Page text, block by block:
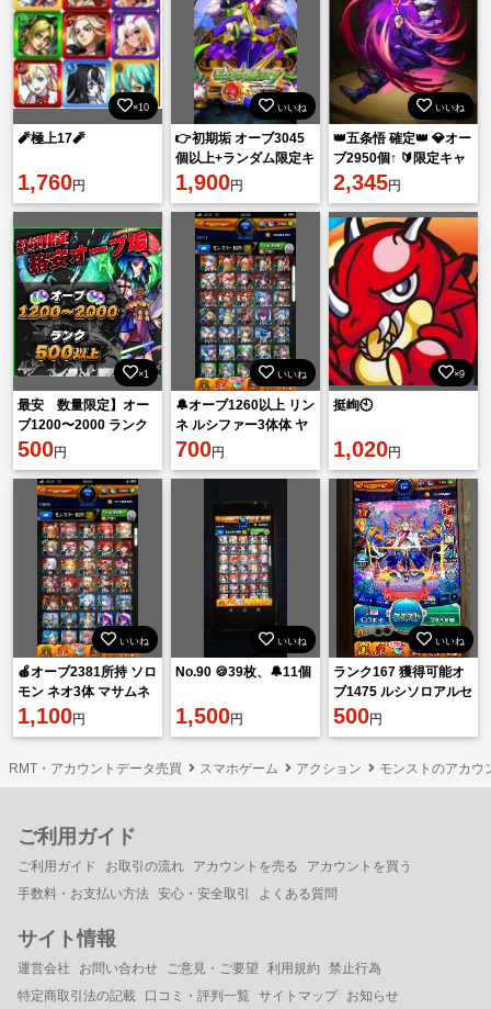
×10
🧨極上17🧨
1,760円
いいね
👉初期垢 オーブ3045
個以上+ランダム限定キ
ャラ20~29体
1,900円
いいね
👑五条悟 確定👑 💎オー
ブ2950個↑ 🔰限定キャ
ラ20体🔰 初期垢🎯
2,345円
×1
最安 数量限定】オー
ブ1200〜2000 ランク
500以上 高ランク オー
500円
いいね
🔔オーブ1260以上 リン
ネ ルシファー3体体 ヤ
クモ所持🔔
700円
×9
挺峋🕙
1,020円
いいね
🍎オーブ2381所持 ソロ
モン ネオ3体 マサムネ
🍎
1,100円
いいね
No.90 🍪39枚、🔔11個
1,500円
いいね
ランク167 獲得可能オ
ブ1475 ルシソロアルセ
など
500円
RMT・アカウントデータ売買 スマホゲーム アクション モンストのアカウ
ご利用ガイド
ご利用ガイド お取引の流れ アカウントを売る
アカウントを買う
手数料・お支払い方法 安心・安全取引 よくある質問
サイト情報
運営会社 お問い合わせ ご意見・ご要望 利用規約
禁止行為
特定商取引法の記載
口コミ・評判一覧 サイトマップ お知らせ